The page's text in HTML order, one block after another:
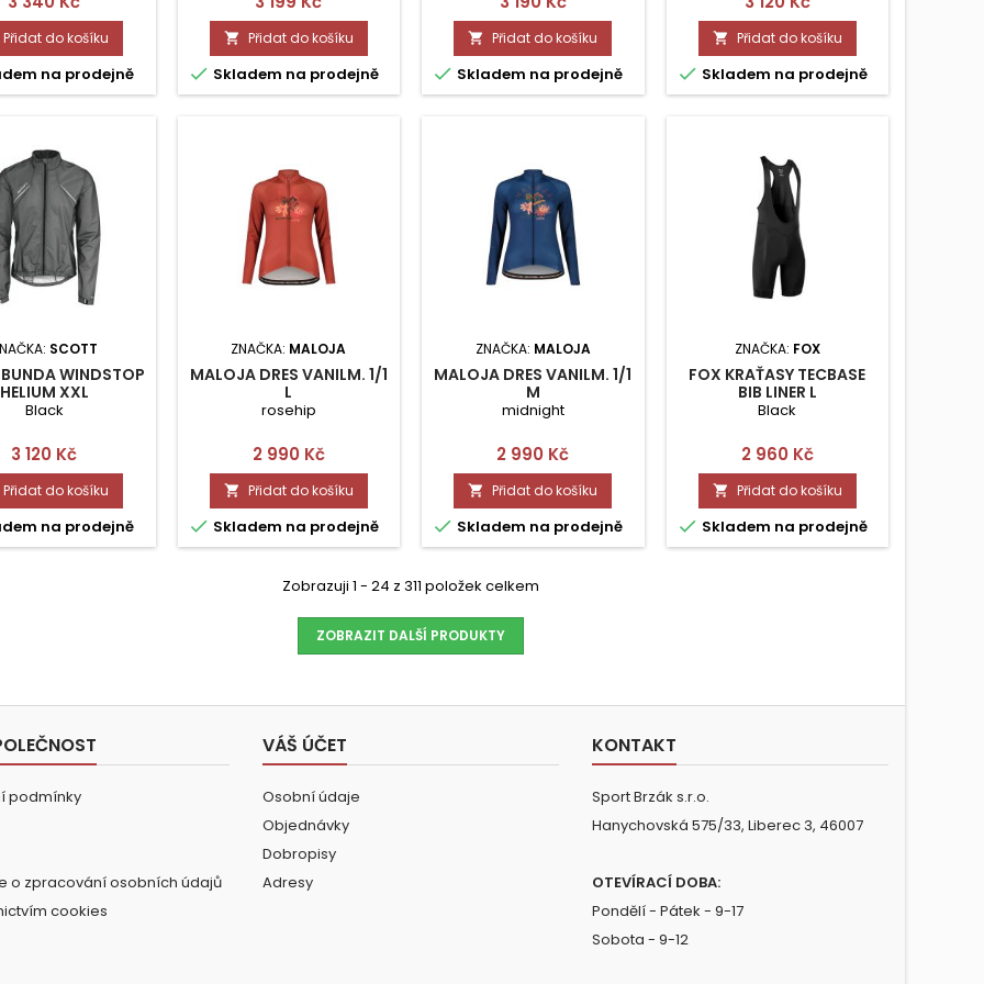
Přidat do košíku
na prodejně
 Přidat do košíku
 Skladem na prodejně
 Přidat do košíku
 Skladem na prodejně
 Přidat do košíku
 Skladem na prodejně
SCOTT
WINDSTOP
HELIUM XXL
Black
Cena
3 120 Kč
Přidat do košíku
na prodejně
ZNAČKA: MALOJA
MALOJA DRES VANILM. 1/1
L
rosehip
Cena
2 990 Kč
 Přidat do košíku
 Skladem na prodejně
ZNAČKA: MALOJA
MALOJA DRES VANILM. 1/1
M
midnight
Cena
2 990 Kč
 Přidat do košíku
 Skladem na prodejně
ZNAČKA: FOX
FOX KRAŤASY TECBASE
BIB LINER L
Black
Cena
2 960 Kč
 Přidat do košíku
 Skladem na prodejně
Zobrazuji 1 - 24 z 311 položek celkem
ZOBRAZIT DALŠÍ PRODUKTY
podmínky
o zpracování osobních údajů
cookies
VÁŠ ÚČET
Osobní údaje
Objednávky
Dobropisy
Adresy
KONTAKT
Sport Brzák s.r.o.
Hanychovská 575/33, Liberec 3, 46007
OTEVÍRACÍ DOBA:
Pondělí - Pátek - 9-17
Sobota - 9-12